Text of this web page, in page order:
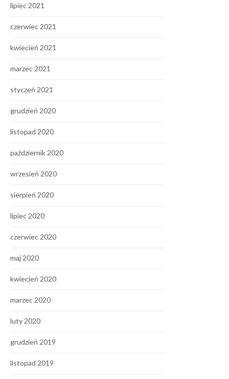
lipiec 2021
czerwiec 2021
kwiecień 2021
marzec 2021
styczeń 2021
grudzień 2020
listopad 2020
październik 2020
wrzesień 2020
sierpień 2020
lipiec 2020
czerwiec 2020
maj 2020
kwiecień 2020
marzec 2020
luty 2020
grudzień 2019
listopad 2019